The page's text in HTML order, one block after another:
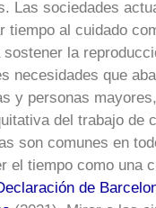
Las sociedades
tiempo al cuidado
sostener la
necesidades que
y personas
del trabajo de
son comunes en
el tiempo como una
de